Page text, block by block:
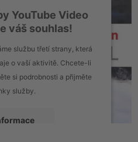
YouTube Video
váš souhlas!
službu třetí strany, která
o vaší aktivitě. Chcete-li
si podrobnosti a přijměte
služby.